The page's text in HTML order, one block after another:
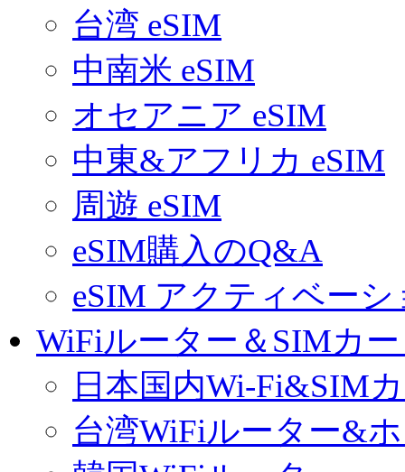
台湾 eSIM
中南米 eSIM
オセアニア eSIM
中東&アフリカ eSIM
周遊 eSIM
eSIM購入のQ&A
eSIM アクティベー
WiFiルーター＆SIMカ
日本国内Wi-Fi&SIM
台湾WiFiルーター&